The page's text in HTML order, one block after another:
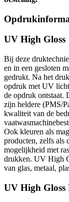
UV High Gloss
Bij deze
en in een gesloten
gedrukt. Na het
opdruk met UV
de opdruk ontstaat.
zijn heldere (PMS/
kwaliteit van de
Ook kleuren als
producten, zelfs als
mogelijkheid met
drukken. UV High
van glas, metaal,
UV High Gloss